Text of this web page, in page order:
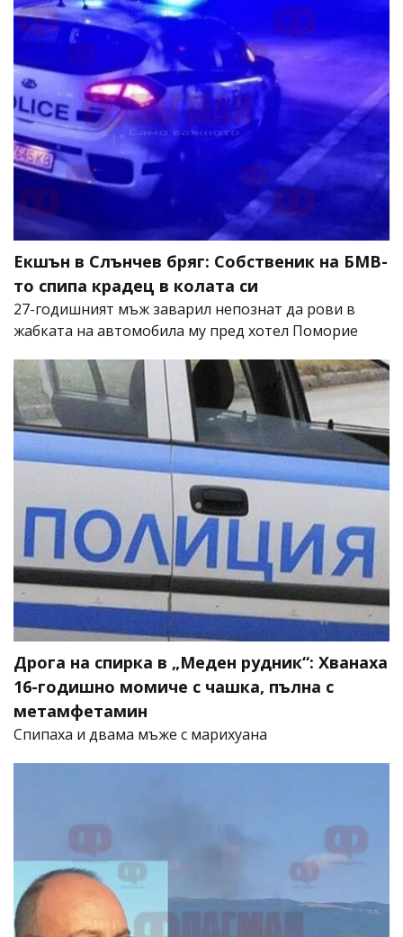
Екшън в Слънчев бряг: Собственик на БМВ-
то спипа крадец в колата си
27-годишният мъж заварил непознат да рови в
жабката на автомобила му пред хотел Поморие
Дрога на спирка в „Меден рудник“: Хванаха
16-годишно момиче с чашка, пълна с
метамфетамин
Спипаха и двама мъже с марихуана